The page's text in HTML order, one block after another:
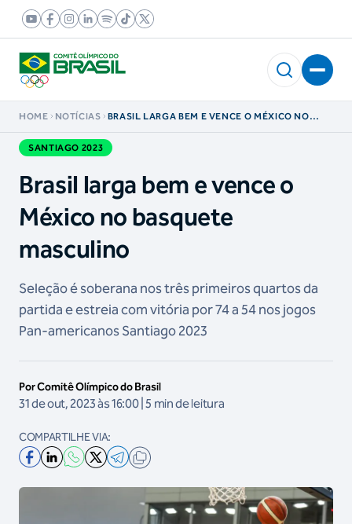
HOME NOTÍCIAS
BRASIL LARGA BEM E VENCE O MÉXICO NO
SANTIAGO 2023
Brasil larga bem e vence o
México no basquete
masculino
Seleção é soberana nos três primeiros quartos da
partida e estreia com vitória por 74 a 54 nos jogos
Pan-americanos Santiago 2023
Por Comitê Olímpico do Brasil
31 de out, 2023 às 16:00 | 5 min de leitura
COMPARTILHE VIA: